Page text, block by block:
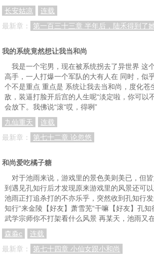
长安姑凉
连载
最新章：
第一百三十三章 半年后，陆禾得到了
我的系统竟然想让我当和尚
我是一个宅男，现在被系统拐去了异世界 这
高手，一人打爆一个军队的大有人在 同时，似
个不是重点 重点是 系统让我去当和尚，度化苍
敌，装逼打脸开后宫的人生呢“淡定啦，你可以
会放下。我佛说“滚“哎，得咧”
九仙重天
连载
最新章：
第七十二章 论忽悠
和尚爱吃橘子糖
对于池雨来说，游戏里的景色美则美已，但
到遇见孔知行后才发现原来游戏里的风景还可
池雨正打追杀打的不亦乐乎，突然收到孔知行
知行“来金陵【好友】萧雪芜“干嘛【好友】孔
武学宗师你不打架看什么风景 再某天，池雨又
森淼c
连载
最新章：
第七十四章 小仙女跟小和尚